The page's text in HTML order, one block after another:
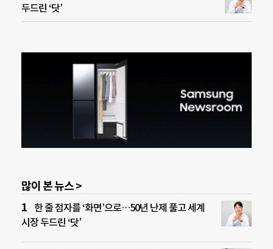
두드린 ‘닷’
많이 본 뉴스 >
한 줄 점자를 ‘화면’으로…50년 난제 풀고 세계
시장 두드린 ‘닷’